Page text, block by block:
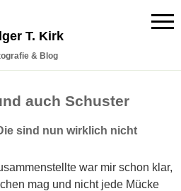
T. Kirk
& Blog
auch Schuster
sind nun wirklich nicht
war mir schon klar,
mag und nicht jede Mücke